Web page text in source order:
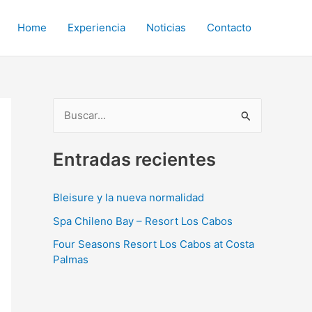
Home Experiencia Noticias Contacto
s
a
r
p
o
Entradas recientes
Bleisure y la nueva normalidad
Spa Chileno Bay – Resort Los Cabos
Four Seasons Resort Los Cabos at Costa
Palmas